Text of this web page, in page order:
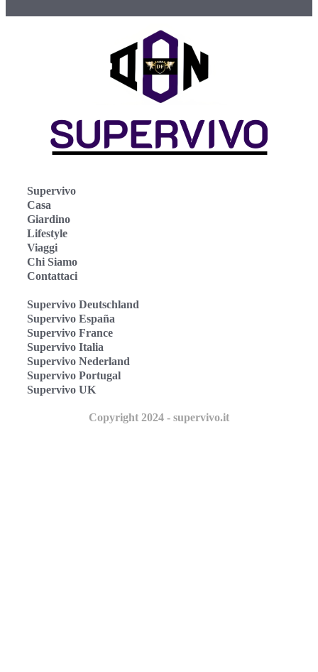
Supervivo
Casa
Giardino
Lifestyle
Viaggi
Chi Siamo
Contattaci
Supervivo Deutschland
Supervivo España
Supervivo France
Supervivo Italia
Supervivo Nederland
Supervivo Portugal
Supervivo UK
Copyright 2024 - supervivo.it